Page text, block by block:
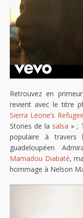
Retrouvez en
revient avec le titre
Sierra Leone’s
Stones de la salsa » ;
populaire à
guadeloupéen
Mamadou Diabaté,
hommage à Nelson